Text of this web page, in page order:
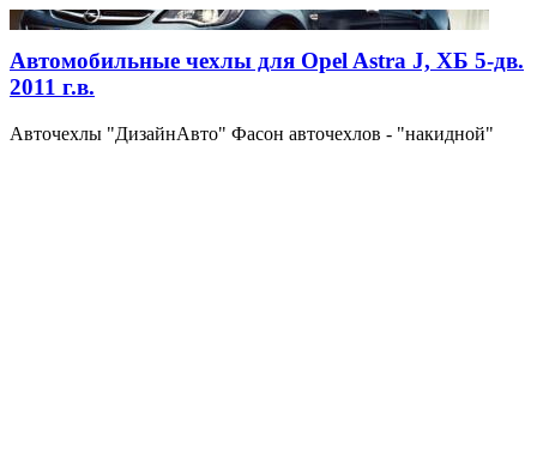
Автомобильные чехлы для Opel Astra J, ХБ 5-дв.
2011 г.в.
Авточехлы "ДизайнАвто" Фасон авточехлов - "накидной"